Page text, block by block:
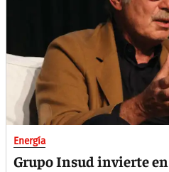
Energía
Grupo Insud invierte